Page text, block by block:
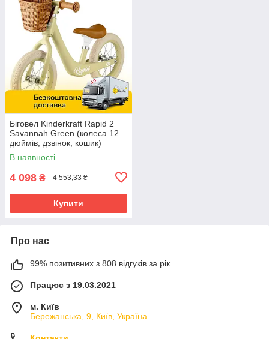
Біговел Kinderkraft Rapid 2
Savannah Green (колеса 12
дюймів, дзвінок, кошик)
В наявності
4 098 ₴ 4 553,33 ₴
Купити
Про нас
99% позитивних з 808 відгуків за рік
Працює з 19.03.2021
м. Київ
Бережанська, 9, Київ, Україна